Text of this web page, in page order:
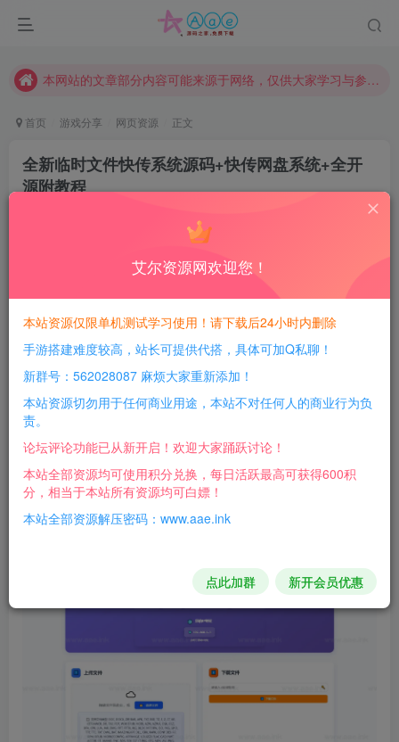
现在赞助会员享受专属折扣，详情点击此条公告。
本网站的文章部分内容可能来源于网络，仅供大家学习与参考，如有侵权，请联系站长QQ466107887进行删除处理。
首页 游戏分享 网页资源 正文
全新临时文件快传系统源码+快传网盘系统+全开
源附教程
每日活跃最高可获得600积分！所有资源可以使用
积分免费兑换！
软件介绍：
全新临时文件快传系统源码 快传网盘系统 全开源附教程
时隔多日，咱们的开发者投稿来了“船新版本”，这次功
能很全了
软件截图：
艾尔资源网欢迎您！
本站资源仅限单机测试学习使用！请下载后24小时内删除
手游搭建难度较高，站长可提供代搭，具体可加Q私聊！
新群号：562028087 麻烦大家重新添加！
本站资源切勿用于任何商业用途，本站不对任何人的商业行为负
责。
论坛评论功能已从新开启！欢迎大家踊跃讨论！
本站全部资源均可使用积分兑换，每日活跃最高可获得600积
分，相当于本站所有资源均可白嫖！
本站全部资源解压密码：www.aae.ink
点此加群 新开会员优惠